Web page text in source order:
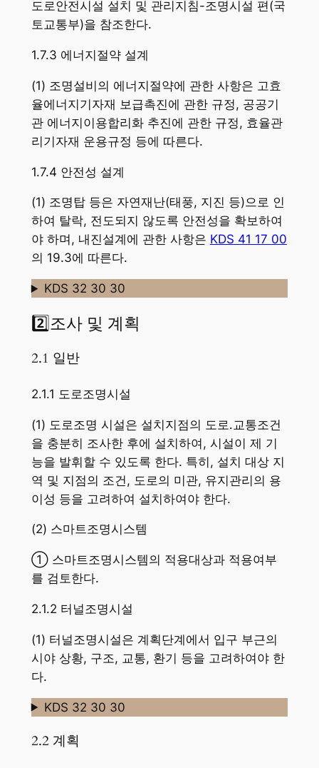
도로안전시설 설치 및 관리지침-조명시설 편(국
토교통부)을 참조한다.
1.7.3 에너지절약 설계
(1) 조명설비의 에너지절약에 관한 사항은 고효
율에너지기자재 보급촉진에 관한 규정, 공공기
관 에너지이용합리화 추진에 관한 규정, 효율관
리기자재 운용규정 등에 따른다.
1.7.4 안전성 설계
(1) 조명탑 등은 자연재난(태풍, 지진 등)으로 인
하여 탈락, 전도되지 않도록 안전성을 확보하여
야 하며, 내진설계에 관한 사항은 KDS 41 17 00
의 19.3에 따른다.
KDS 32 30 30
2️⃣조사 및 계획
2.1 일반
2.1.1 도로조명시설
(1) 도로조명 시설은 설치지점의 도로․교통조건
을 충분히 조사한 후에 설치하여, 시설이 제 기
능을 발휘할 수 있도록 한다. 특히, 설치 대상 지
역 및 지점의 조건, 도로의 미관, 유지관리의 용
이성 등을 고려하여 설치하여야 한다.
(2) 스마트조명시스템
① 스마트조명시스템의 적용대상과 적용여부
를 검토한다.
2.1.2 터널조명시설
(1) 터널조명시설은 계획단계에서 입구 부근의
시야 상황, 구조, 교통, 환기 등을 고려하여야 한
다.
KDS 32 30 30
2.2 계획